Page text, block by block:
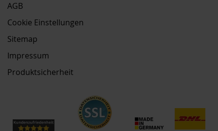
AGB
Cookie Einstellungen
Sitemap
Impressum
Produktsicherheit